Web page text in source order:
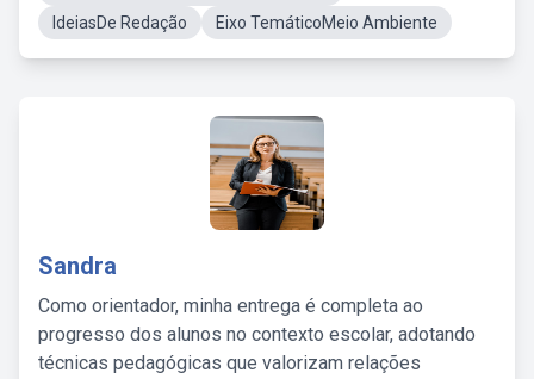
IdeiasDe Redação
Eixo TemáticoMeio Ambiente
Sandra
Como orientador, minha entrega é completa ao
progresso dos alunos no contexto escolar, adotando
técnicas pedagógicas que valorizam relações